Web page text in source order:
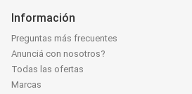
Información
Preguntas más frecuentes
Anunciá con nosotros?
Todas las ofertas
Marcas